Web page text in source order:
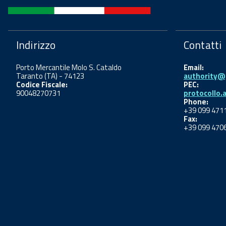
Indirizzo
Porto Mercantile Molo S. Cataldo
Taranto (TA) - 74123
Codice Fiscale:
90048270731
Contatti
Email:
PEC:
Phone:
+39 099
Fax:
+39 099